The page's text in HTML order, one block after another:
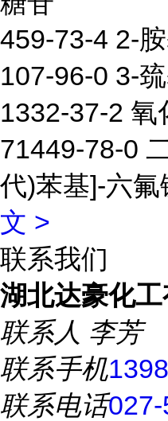
459-73-4 2-
107-96-0 3-
1332-37-2 氧
71449-78-0
代)苯基]-六氟
文 >
联系我们
湖北达豪化工
联系人 李芳
联系手机
联系电话